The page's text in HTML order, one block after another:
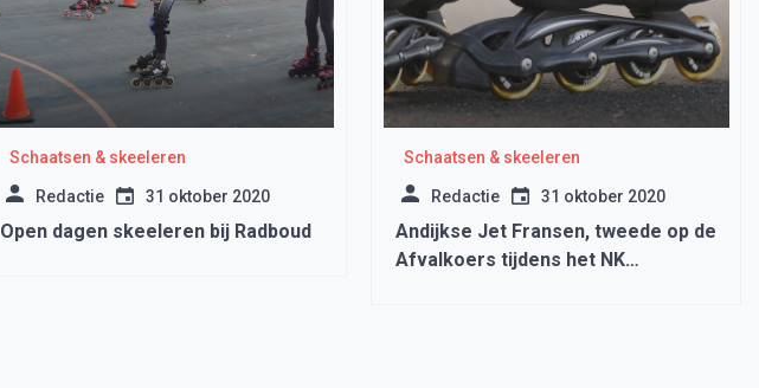
Schaatsen & skeeleren
Redactie 31 oktober 2020
Open dagen skeeleren bij Radboud
Schaatsen & skeeleren
Redactie 31 oktober 2020
Andijkse Jet Fransen, tweede op de
Afvalkoers tijdens het NK